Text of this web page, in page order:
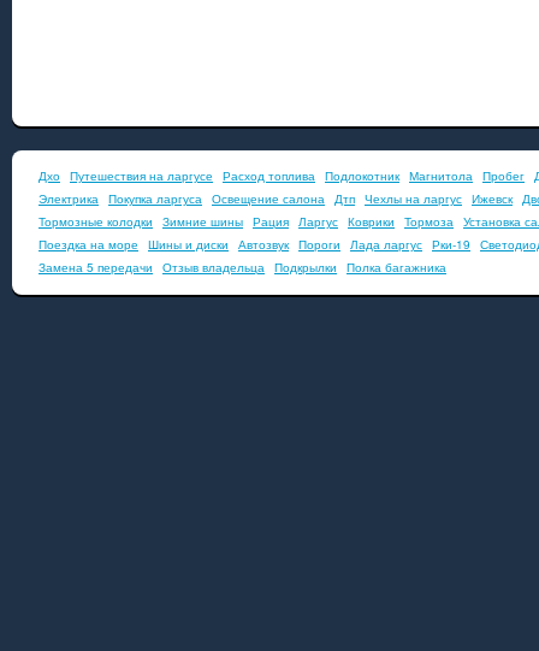
Дхо Путешествия на ларгусе Расход топлива Подлокотник Магнитола Пробег
Электрика Покупка ларгуса Освещение салона Дтп Чехлы на ларгус Ижевск
Тормозные колодки
Зимние шины Рация Ларгус Коврики Тормоза Установка
Поездка на море
Шины и диски Автозвук Пороги Лада ларгус Рки-19
Замена 5 передачи
Отзыв владельца Подкрылки Полка багажника